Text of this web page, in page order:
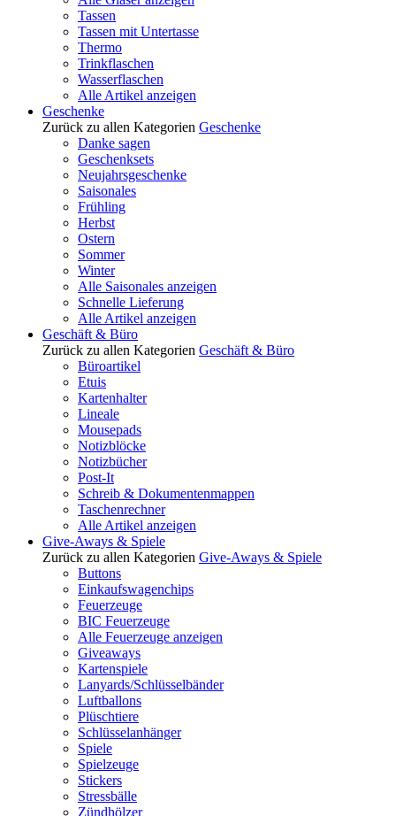
Tassen
Tassen mit Untertasse
Thermo
Trinkflaschen
Wasserflaschen
Alle Artikel anzeigen
Geschenke
Zurück zu allen Kategorien Geschenke
Danke sagen
Geschenksets
Neujahrsgeschenke
Saisonales
Frühling
Herbst
Ostern
Sommer
Winter
Alle Saisonales anzeigen
Schnelle Lieferung
Alle Artikel anzeigen
Geschäft & Büro
Zurück zu allen Kategorien Geschäft & Büro
Büroartikel
Etuis
Kartenhalter
Lineale
Mousepads
Notizblöcke
Notizbücher
Post-It
Schreib & Dokumentenmappen
Taschenrechner
Alle Artikel anzeigen
Give-Aways & Spiele
Zurück zu allen Kategorien Give-Aways & Spiele
Buttons
Einkaufswagenchips
Feuerzeuge
BIC Feuerzeuge
Alle Feuerzeuge anzeigen
Giveaways
Kartenspiele
Lanyards/Schlüsselbänder
Luftballons
Plüschtiere
Schlüsselanhänger
Spiele
Spielzeuge
Stickers
Stressbälle
Zündhölzer